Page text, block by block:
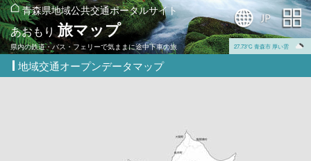
青森県地域公共交通ポータルサイト
あおもり旅マップ
県内の鉄道・バス・フェリーで気ままに途中下車の旅 27.73℃ 青森市 厚い雲
地域交通オープンデータマップ